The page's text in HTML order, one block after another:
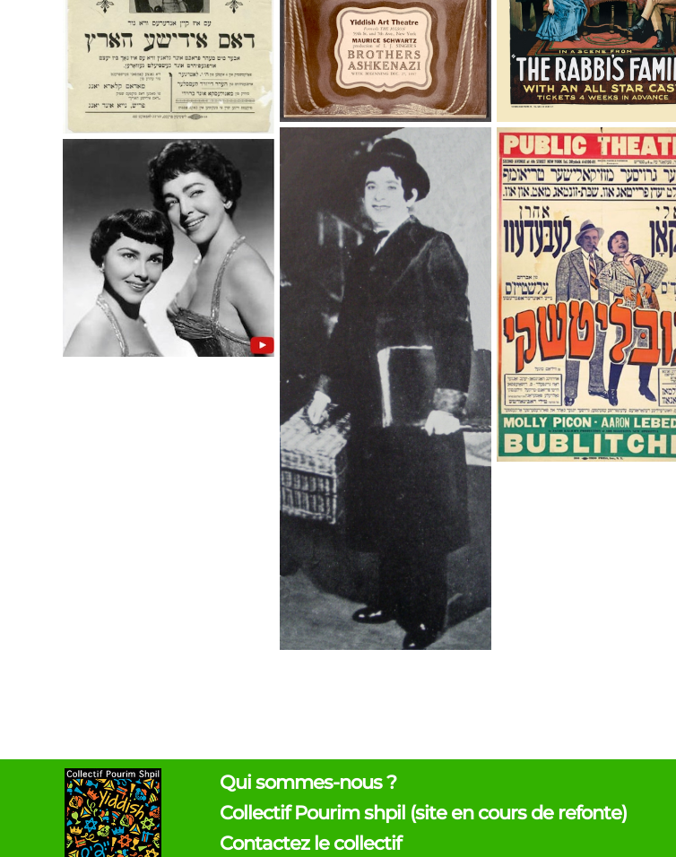
Qui sommes-nous ?
Collectif Pourim shpil (site en cours de refonte)
Contactez le collectif